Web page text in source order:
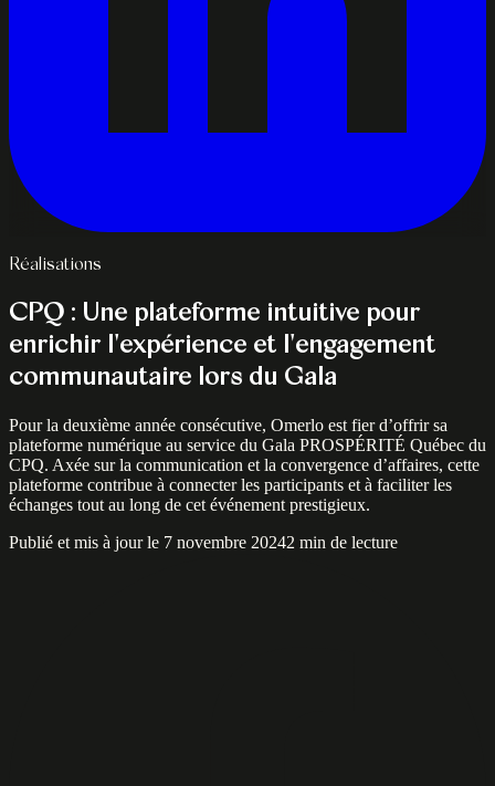
Réalisations
CPQ : Une plateforme intuitive pour
enrichir l'expérience et l'engagement
communautaire lors du Gala
Pour la deuxième année consécutive, Omerlo est fier d’offrir sa
plateforme numérique au service du Gala PROSPÉRITÉ Québec du
CPQ. Axée sur la communication et la convergence d’affaires, cette
plateforme contribue à connecter les participants et à faciliter les
échanges tout au long de cet événement prestigieux.
Publié et mis à jour le 7 novembre 20242 min de lecture